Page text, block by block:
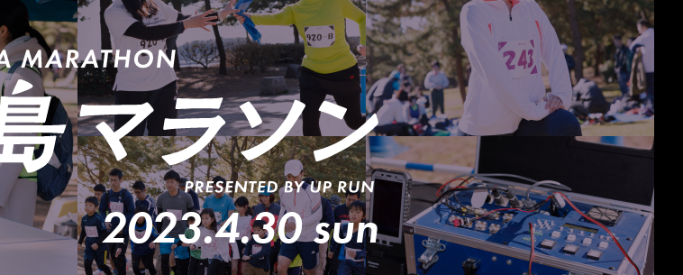
2023.4.30 sun